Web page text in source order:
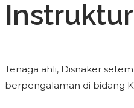
Instruktur
Tenaga ahli, Disnaker
berpengalaman di bidang